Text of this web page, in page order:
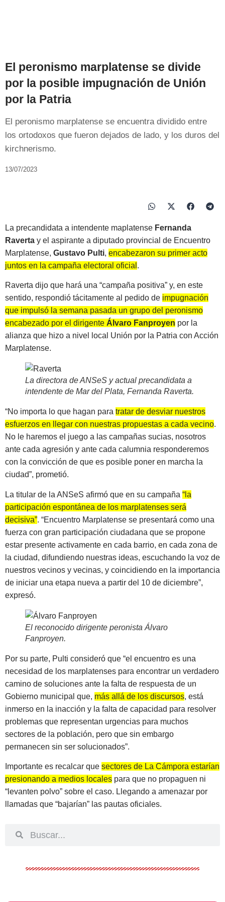
El peronismo marplatense se divide
por la posible impugnación de Unión
por la Patria
El peronismo marplatense se encuentra dividido entre
los ortodoxos que fueron dejados de lado, y los duros del
kirchnerismo.
13/07/2023
La precandidata a intendente maplatense Fernanda
Raverta y el aspirante a diputado provincial de Encuentro
Marplatense, Gustavo Pulti, encabezaron su primer acto
juntos en la campaña electoral oficia .
Raverta dijo que hará una “campaña positiva” y, en este
sentido, respondió tácitamente al pedido de impugnación
que impulsó la semana pasada un grupo del peronismo
encabezado por el dirigente Álvaro Fanproyen por la
alianza que hizo a nivel local Unión por la Patria con Acción
Marplatense.
La directora de ANSeS y actual precandidata a
intendente de Mar del Plata, Fernanda Raverta.
“No importa lo que hagan para tratar de desviar nuestros
esfuerzos en llegar con nuestras propuestas a cada vecino.
No le haremos el juego a las campañas sucias, nosotros
ante cada agresión y ante cada calumnia responderemos
con la convicción de que es posible poner en marcha la
ciudad”, prometió.
La titular de la ANSeS afirmó que en su campaña “la
participación espontánea de los marplatenses será
decisiva”. “Encuentro Marplatense se presentará como una
fuerza con gran participación ciudadana que se propone
estar presente activamente en cada barrio, en cada zona de
la ciudad, difundiendo nuestras ideas, escuchando la voz de
nuestros vecinos y vecinas, y coincidiendo en la importancia
de iniciar una etapa nueva a partir del 10 de diciembre”,
expresó.
El reconocido dirigente peronista Álvaro
Fanproyen.
Por su parte, Pulti consideró que “el encuentro es una
necesidad de los marplatenses para encontrar un verdadero
camino de soluciones ante la falta de respuesta de un
Gobierno municipal que, más allá de los discursos, está
inmerso en la inacción y la falta de capacidad para resolver
problemas que representan urgencias para muchos
sectores de la población, pero que sin embargo
permanecen sin ser solucionados”.
Importante es recalcar que sectores de La Cámpora estarían
presionando a medios locales para que no propaguen ni
“levanten polvo” sobre el caso. Llegando a amenazar por
llamadas que “bajarían” las pautas oficiales.